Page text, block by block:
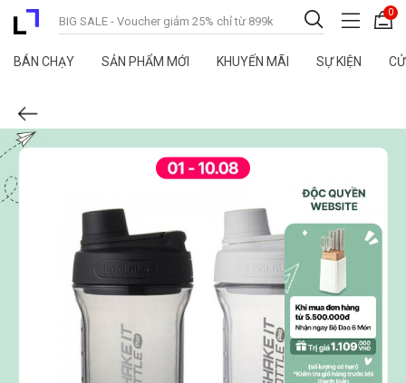
0
BÁN CHẠY SẢN PHẨM MỚI KHUYẾN MÃI SỰ KIỆN